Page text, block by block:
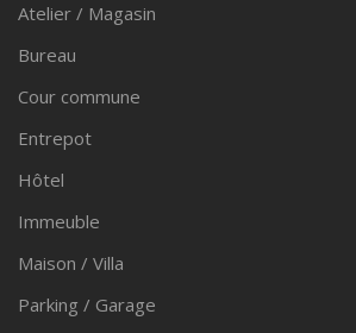
Atelier / Magasin
Bureau
Cour commune
Entrepot
Hôtel
Immeuble
Maison / Villa
Parking / Garage